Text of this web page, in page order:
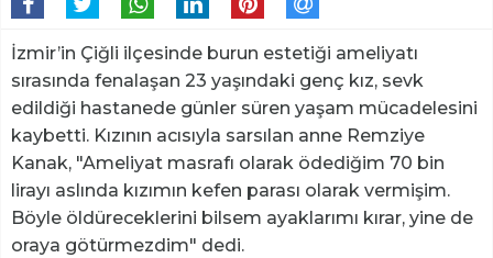
İzmir’in Çiğli ilçesinde burun estetiği ameliyatı
sırasında fenalaşan 23 yaşındaki genç kız, sevk
edildiği hastanede günler süren yaşam mücadelesini
kaybetti. Kızının acısıyla sarsılan anne Remziye
Kanak, "Ameliyat masrafı olarak ödediğim 70 bin
lirayı aslında kızımın kefen parası olarak vermişim.
Böyle öldüreceklerini bilsem ayaklarımı kırar, yine de
oraya götürmezdim" dedi.